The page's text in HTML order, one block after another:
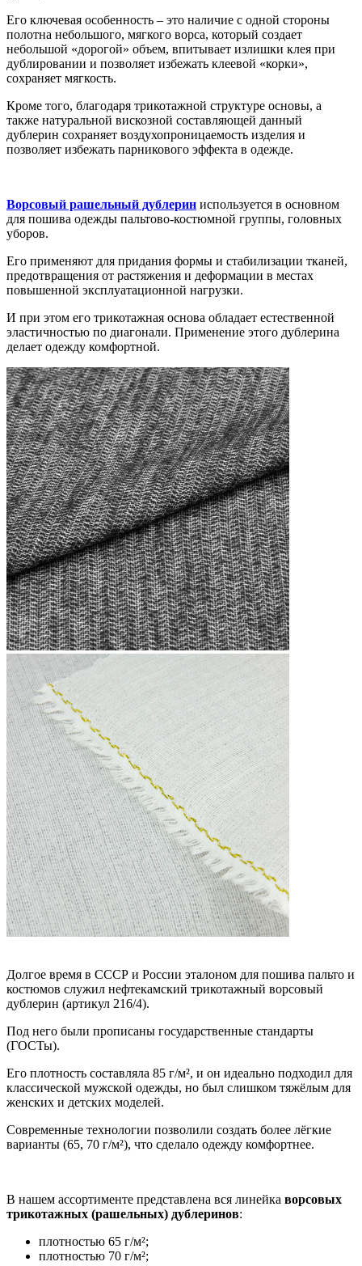
Его ключевая особенность – это наличие с одной стороны
полотна небольшого, мягкого ворса, который создает
небольшой «дорогой» объем, впитывает излишки клея при
дублировании и позволяет избежать клеевой «корки»,
сохраняет мягкость.
Кроме того, благодаря трикотажной структуре основы, а
также натуральной вискозной составляющей данный
дублерин сохраняет воздухопроницаемость изделия и
позволяет избежать парникового эффекта в одежде.
Ворсовый рашельный дублерин используется в основном
для пошива одежды пальтово-костюмной группы, головных
уборов.
Его применяют для придания формы и стабилизации тканей,
предотвращения от растяжения и деформации в местах
повышенной эксплуатационной нагрузки.
И при этом его трикотажная основа обладает естественной
эластичностью по диагонали. Применение этого дублерина
делает одежду комфортной.
Долгое время в СССР и России эталоном для пошива пальто и
костюмов служил нефтекамский трикотажный ворсовый
дублерин (артикул 216/4).
Под него были прописаны государственные стандарты
(ГОСТы).
Его плотность составляла 85 г/м², и он идеально подходил для
классической мужской одежды, но был слишком тяжёлым для
женских и детских моделей.
Современные технологии позволили создать более лёгкие
варианты (65, 70 г/м²), что сделало одежду комфортнее.
В нашем ассортименте представлена вся линейка ворсовых
трикотажных (рашельных) дублеринов:
плотностью 65 г/м²;
плотностью 70 г/м²;